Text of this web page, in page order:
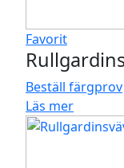
Favorit
Beställ färgprov
Läs mer